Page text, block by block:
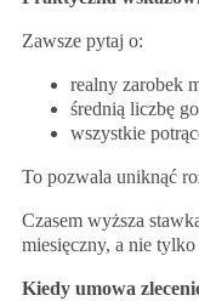
Zawsze pytaj o:
realny zarobek
średnią liczbę
wszystkie
To pozwala uniknąć
Czasem wyższa
miesięczny, a nie
Kiedy umowa